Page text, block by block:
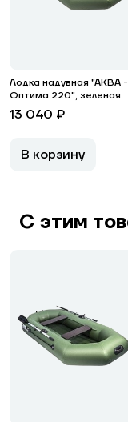
Лодка надувная "АКВА -
Оптима 220", зеленая
13 040 ₽
В корзину
С этим